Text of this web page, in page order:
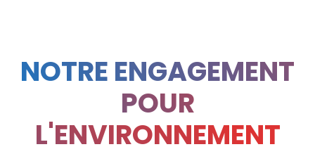
NOTRE ENGAGEMENT
POUR
L'ENVIRONNEMENT